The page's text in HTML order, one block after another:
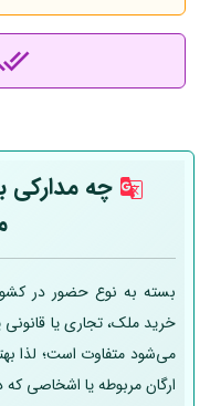
چه مدارکی
بسته به نوع حضور در
خرید ملک، تجاری یا
می‌شود متفاوت است؛ لذا
ارگان مربوطه یا اشخاصی که